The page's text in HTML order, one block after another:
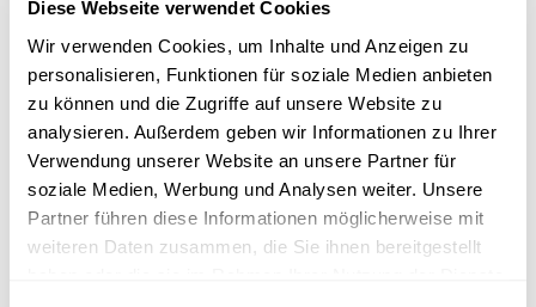
Diese Webseite verwendet Cookies
Wir verwenden Cookies, um Inhalte und Anzeigen zu
personalisieren, Funktionen für soziale Medien anbieten
zu können und die Zugriffe auf unsere Website zu
analysieren. Außerdem geben wir Informationen zu Ihrer
Verwendung unserer Website an unsere Partner für
soziale Medien, Werbung und Analysen weiter. Unsere
Partner führen diese Informationen möglicherweise mit
weiteren Daten zusammen, die Sie ihnen bereitgestellt
Liebchen, du mein reizendes
Liebchen
Walzer aus der Operette: Die Frau im
Hermelin